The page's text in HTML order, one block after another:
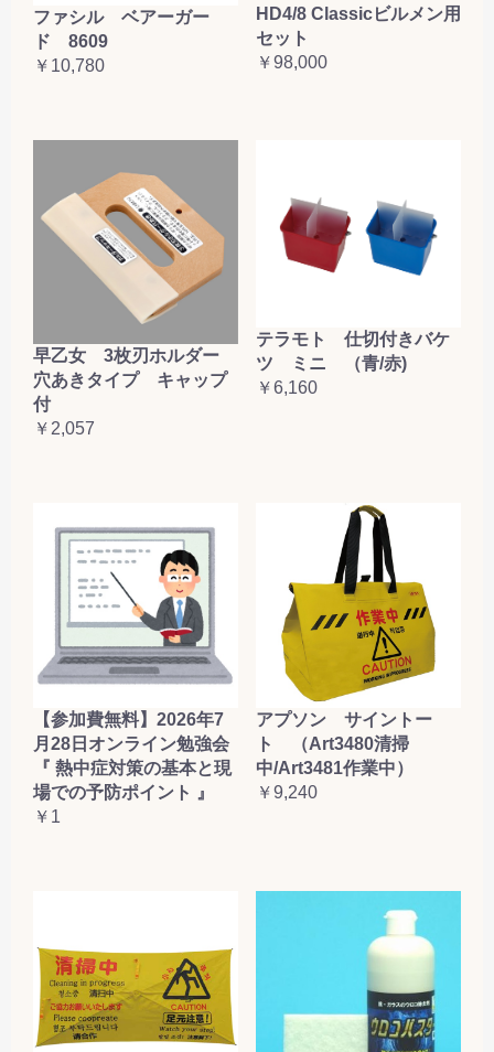
ファシル ベアーガー
ド 8609
￥10,780
HD4/8 Classicビルメン用
セット
￥98,000
早乙女 3枚刃ホルダー
穴あきタイプ キャップ
付
￥2,057
テラモト 仕切付きバケ
ツ ミニ （青/赤)
￥6,160
【参加費無料】2026年7
月28日オンライン勉強会
『 熱中症対策の基本と現
場での予防ポイント 』
￥1
アプソン サイントー
ト （Art3480清掃
中/Art3481作業中）
￥9,240